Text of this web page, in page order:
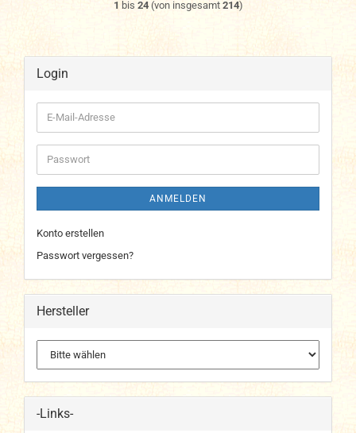
1 bis 24(von insgesamt 214)
Login
E-
Mail-
Adresse
Passwort
ANMELDEN
Konto erstellen
Passwort vergessen?
Hersteller
-Links-